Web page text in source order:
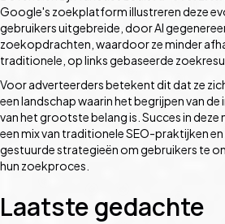
Google's zoekplatform illustreren deze
gebruikers uitgebreide, door AI
zoekopdrachten, waardoor ze minder
traditionele, op links gebaseerde
Voor adverteerders betekent dit dat ze
een landschap waarin het begrijpen van
van het grootste belang is. Succes in deze
een mix van traditionele SEO-praktijken
gestuurde strategieën om gebruikers te
hun zoekproces.
Laatste gedachte